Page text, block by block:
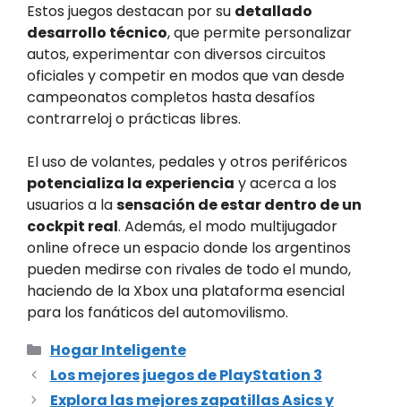
Estos juegos destacan por su detallado
desarrollo técnico, que permite personalizar
autos, experimentar con diversos circuitos
oficiales y competir en modos que van desde
campeonatos completos hasta desafíos
contrarreloj o prácticas libres.
El uso de volantes, pedales y otros periféricos
potencializa la experiencia y acerca a los
usuarios a lasensación de estar dentro de un
cockpit real. Además, el modo multijugador
online ofrece un espacio donde los argentinos
pueden medirse con rivales de todo el mundo,
haciendo de la Xbox una plataforma esencial
para los fanáticos del automovilismo.
Categorías
Hogar Inteligente
Los mejores juegos de PlayStation 3
Explora las mejores zapatillas Asics y